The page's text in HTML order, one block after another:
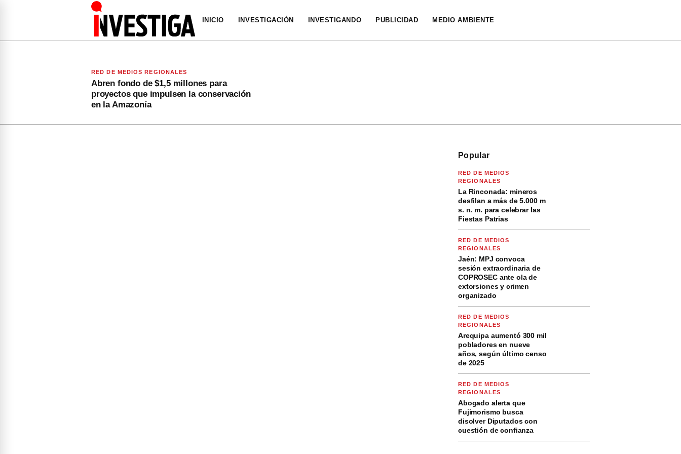
INICIO INVESTIGACIÓN INVESTIGANDO PUBLICIDAD MEDIO AMBIENTE
RED DE MEDIOS REGIONALES
Abren fondo de $1,5 millones para
proyectos que impulsen la conservación
en la Amazonía
Popular
RED DE MEDIOS
REGIONALES
La Rinconada: mineros
desfilan a más de 5.000 m
s. n. m. para celebrar las
Fiestas Patrias
RED DE MEDIOS
REGIONALES
Jaén: MPJ convoca
sesión extraordinaria de
COPROSEC ante ola de
extorsiones y crimen
organizado
RED DE MEDIOS
REGIONALES
Arequipa aumentó 300 mil
pobladores en nueve
años, según último censo
de 2025
RED DE MEDIOS
REGIONALES
Abogado alerta que
Fujimorismo busca
disolver Diputados con
cuestión de confianza